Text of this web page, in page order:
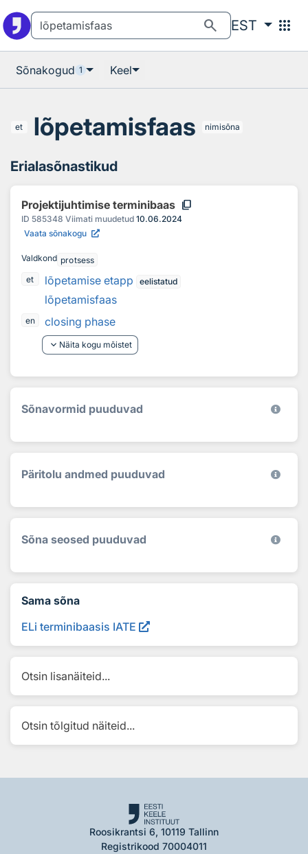
search EST apps
Sõnakogud 1 Keel
et lõpetamisfaas nimisõna
Erialasõnastikud
Projektijuhtimise terminibaas content_copy
ID 585348 Viimati muudetud 10.06.2024
Vaata sõnakogu
Valdkond protsess
et
lõpetamise etapp eelistatud
lõpetamisfaas
en
closing phase
keyboard_arrow_down Näita kogu mõistet
Sõnavormid puuduvad
Päritolu andmed puuduvad
Sõna seosed puuduvad
Sama sõna
ELi terminibaasis IATE
Otsin lisanäiteid...
Otsin tõlgitud näiteid...
Roosikrantsi 6, 10119 Tallinn
Registrikood 70004011